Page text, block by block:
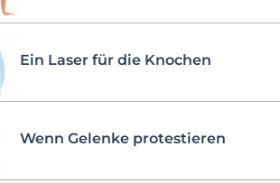
Ein Laser für die Knochen
Wenn Gelenke protestieren